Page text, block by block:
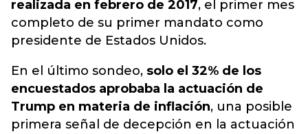
realizada en febrero de 2017, el primer mes
completo de su primer mandato como
presidente de Estados Unidos.
En el último sondeo, solo el 32% de los
encuestados aprobaba la actuación de
Trump en materia de inflación, una posible
primera señal de decepción en la actuación